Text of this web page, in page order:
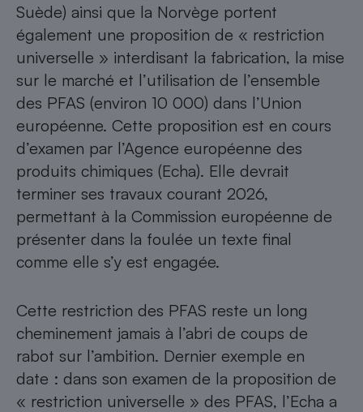
Suède) ainsi que la Norvège portent
également une proposition de « restriction
universelle » interdisant la fabrication, la mise
sur le marché et l’utilisation de l’ensemble
des PFAS (environ 10 000) dans l’Union
européenne. Cette proposition est en cours
d’examen par l’Agence européenne des
produits chimiques (Echa). Elle devrait
terminer ses travaux courant 2026,
permettant à la Commission européenne de
présenter dans la foulée un texte final
comme elle s’y est engagée.
Cette restriction des PFAS reste un long
cheminement jamais à l’abri de coups de
rabot sur l’ambition. Dernier exemple en
date : dans son examen de la proposition de
« restriction universelle » des PFAS, l’Echa a